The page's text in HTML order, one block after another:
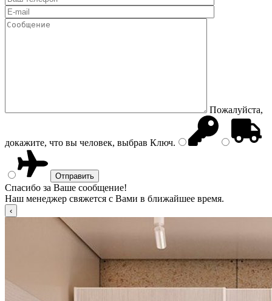
Пожалуйста,
докажите, что вы человек, выбрав Ключ.
Спасибо за Ваше сообщение!
Наш менеджер свяжется с Вами в ближайшее время.